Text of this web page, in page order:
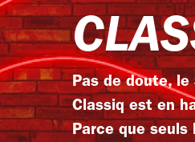
Pas de doute, le
Classiq est en
Parce que seuls